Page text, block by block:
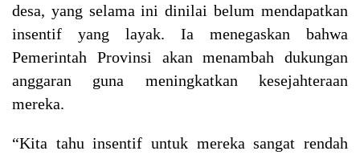
desa, yang selama ini dinilai belum mendapatkan
insentif yang layak. Ia menegaskan bahwa
Pemerintah Provinsi akan menambah dukungan
anggaran guna meningkatkan kesejahteraan
mereka.
“Kita tahu insentif untuk mereka sangat rendah